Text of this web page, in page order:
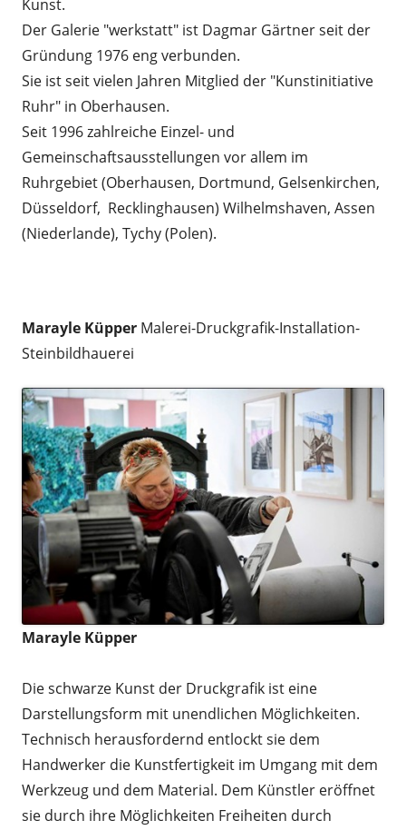
Kunst.
Der Galerie "werkstatt" ist Dagmar Gärtner seit der
Gründung 1976 eng verbunden.
Sie ist seit vielen Jahren Mitglied der "Kunstinitiative
Ruhr" in Oberhausen.
Seit 1996 zahlreiche Einzel- und
Gemeinschaftsausstellungen vor allem im
Ruhrgebiet (Oberhausen, Dortmund, Gelsenkirchen,
Düsseldorf, Recklinghausen) Wilhelmshaven, Assen
(Niederlande), Tychy (Polen).
Marayle Küpper Malerei-Druckgrafik-Installation-
Steinbildhauerei
Marayle Küpper
Die schwarze Kunst der Druckgrafik ist eine
Darstellungsform mit unendlichen Möglichkeiten.
Technisch herausfordernd entlockt sie dem
Handwerker die Kunstfertigkeit im Umgang mit dem
Werkzeug und dem Material. Dem Künstler eröffnet
sie durch ihre Möglichkeiten Freiheiten durch